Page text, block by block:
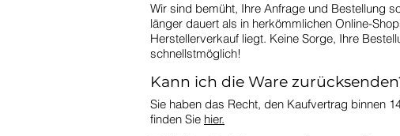
Wir sind bemüht, Ihre Anfrage und Bestellung
länger dauert als in herkömmlichen Online-
Herstellerverkauf liegt. Keine Sorge, Ihre
schnellstmöglich!
Kann ich die Ware
Sie haben das Recht, den Kaufvertrag binnen
finden Sie hier.